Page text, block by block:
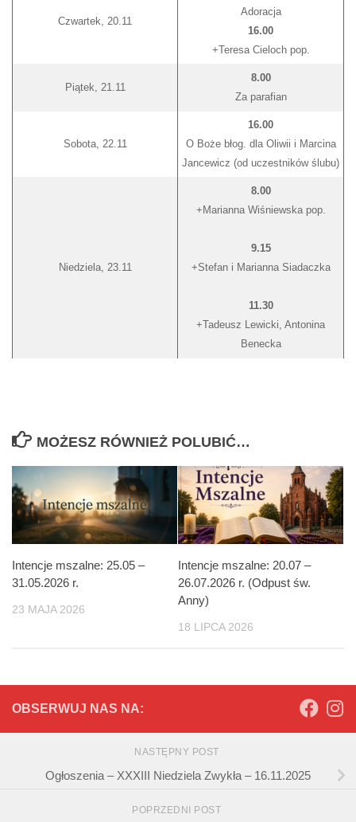
Czwartek, 20.11
Adoracja
16.00
+Teresa Cieloch pop.
Piątek, 21.11
8.00
Za parafian
Sobota, 22.11
16.00
O Boże błog. dla Oliwii i Marcina
Jancewicz (od uczestników ślubu)
Niedziela, 23.11
8.00
+Marianna Wiśniewska pop.
9.15
+Stefan i Marianna Siadaczka
11.30
+Tadeusz Lewicki, Antonina
Benecka
MOŻESZ RÓWNIEŻ POLUBIĆ…
Intencje mszalne: 25.05 –
31.05.2026 r.
23 MAJA 2026
Intencje mszalne: 20.07 –
26.07.2026 r. (Odpust św.
Anny)
18 LIPCA 2026
OBSERWUJ NAS NA:
NASTĘPNY POST
Ogłoszenia – XXXIII Niedziela Zwykła – 16.11.2025
POPRZEDNI POST